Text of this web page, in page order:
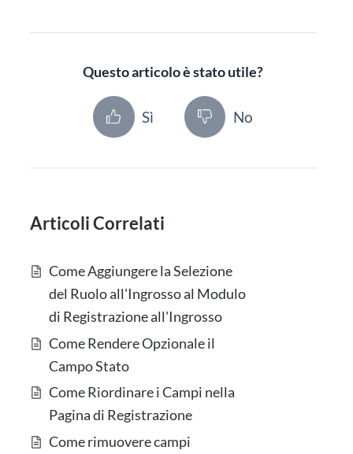
Questo articolo è stato utile?
Sì No
Articoli Correlati
Come Aggiungere la Selezione
del Ruolo all'Ingrosso al Modulo
di Registrazione all'Ingrosso
Come Rendere Opzionale il
Campo Stato
Come Riordinare i Campi nella
Pagina di Registrazione
Come rimuovere campi